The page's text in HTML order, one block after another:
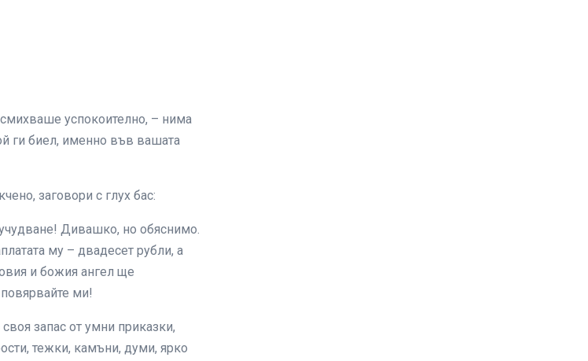
успокоително, – нима
ги биел, именно във вашата
заговори с глух бас:
Дивашко, но обяснимо.
му – двадесет рубли, а
и божия ангел ще
ми!
запас от умни приказки,
тежки, камъни, думи, ярко